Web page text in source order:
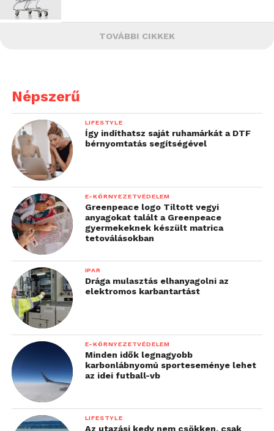
TOVÁBBI CIKKEK
Népszerű
LIFESTYLE
Így indíthatsz saját ruhamárkát a DTF
bérnyomtatás segítségével
E-KÖRNYEZETVÉDELEM
Greenpeace logo Tiltott vegyi
anyagokat talált a Greenpeace
gyermekeknek készült matrica
tetoválásokban
IPAR
Drága mulasztás elhanyagolni az
elektromos karbantartást
E-KÖRNYEZETVÉDELEM
Minden idők legnagyobb
karbonlábnyomú sporteseménye lehet
az idei futball-vb
LIFESTYLE
Az utazási kedv nem csökken, csak